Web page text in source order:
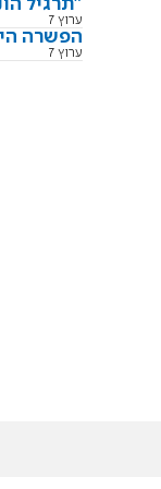
"תרגיל
ערוץ 7
הפשרה
ערוץ 7